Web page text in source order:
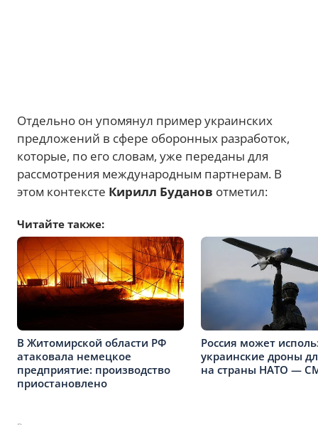
Отдельно он упомянул пример украинских
предложений в сфере оборонных разработок,
которые, по его словам, уже переданы для
рассмотрения международным партнерам. В
этом контексте Кирилл Буданов отметил:
Читайте также:
В Житомирской области РФ
атаковала немецкое
предприятие: производство
приостановлено
Россия может
украинские дроны
на страны НАТО —